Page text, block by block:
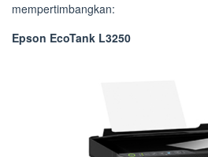
mempertimbangkan:
Epson EcoTank L3250